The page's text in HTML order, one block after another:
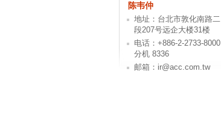
陈韦仲
地址：台北市敦化南路二
段207号远企大楼31楼
电话：+886-2-2733-8000
分机 8336
邮箱：ir@acc.com.tw